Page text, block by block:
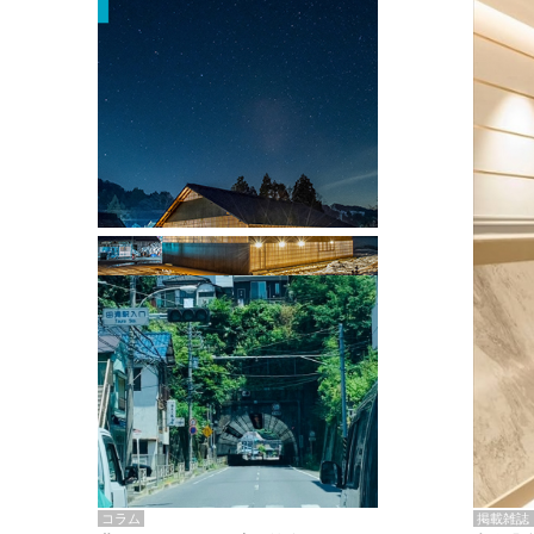
掲載雑誌
掲載雑誌・書籍
『街歩き研修「アールデコとモダニズ
ム、和風バロック」』のレポート記事が
掲載
コラム